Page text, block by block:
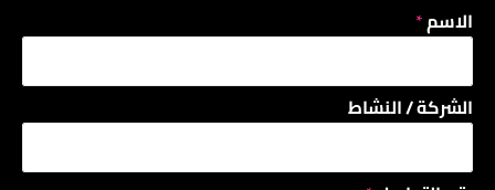
الاسم*
ر
ق
ا
الشركة / النشاط